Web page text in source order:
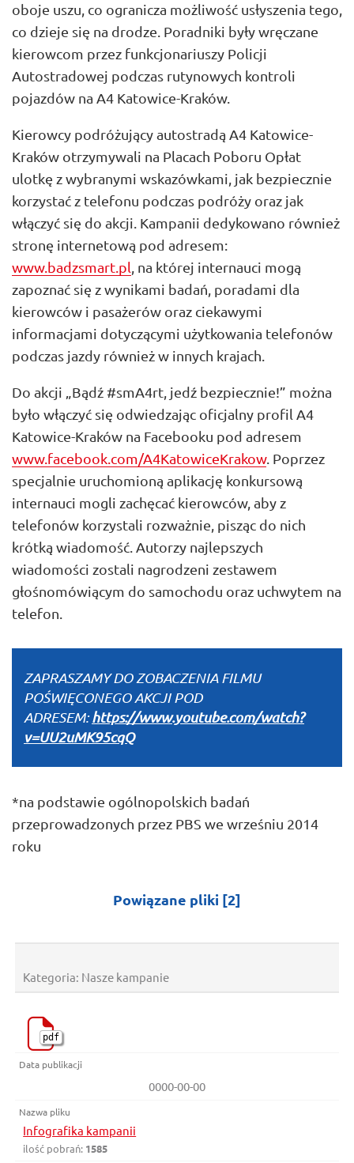
oboje uszu, co ogranicza możliwość usłyszenia tego,
co dzieje się na drodze. Poradniki były wręczane
kierowcom przez funkcjonariuszy Policji
Autostradowej podczas rutynowych kontroli
pojazdów na A4 Katowice-Kraków.
Kierowcy podróżujący autostradą A4 Katowice-
Kraków otrzymywali na Placach Poboru Opłat
ulotkę z wybranymi wskazówkami, jak bezpiecznie
korzystać z telefonu podczas podróży oraz jak
włączyć się do akcji. Kampanii dedykowano również
stronę internetową pod adresem:
www.badzsmart.pl, na której internauci mogą
zapoznać się z wynikami badań, poradami dla
kierowców i pasażerów oraz ciekawymi
informacjami dotyczącymi użytkowania telefonów
podczas jazdy również w innych krajach.
Do akcji „Bądź #smA4rt, jedź bezpiecznie!” można
było włączyć się odwiedzając oficjalny profil A4
Katowice-Kraków na Facebooku pod adresem
www.facebook.com/A4KatowiceKrakow. Poprzez
specjalnie uruchomioną aplikację konkursową
internauci mogli zachęcać kierowców, aby z
telefonów korzystali rozważnie, pisząc do nich
krótką wiadomość. Autorzy najlepszych
wiadomości zostali nagrodzeni zestawem
głośnomówiącym do samochodu oraz uchwytem na
telefon.
ZAPRASZAMY DO ZOBACZENIA FILMU
POŚWIĘCONEGO AKCJI POD
ADRESEM:https://www.youtube.com/watch?
v=UU2uMK95cqQ
*na podstawie ogólnopolskich badań
przeprowadzonych przez PBS we wrześniu 2014
roku
Kategoria:
Powiązane pliki [2]
Kategoria: Nasze kampanie
pdf
0000-00-00
Infografika kampanii
ilość pobrań: 1585